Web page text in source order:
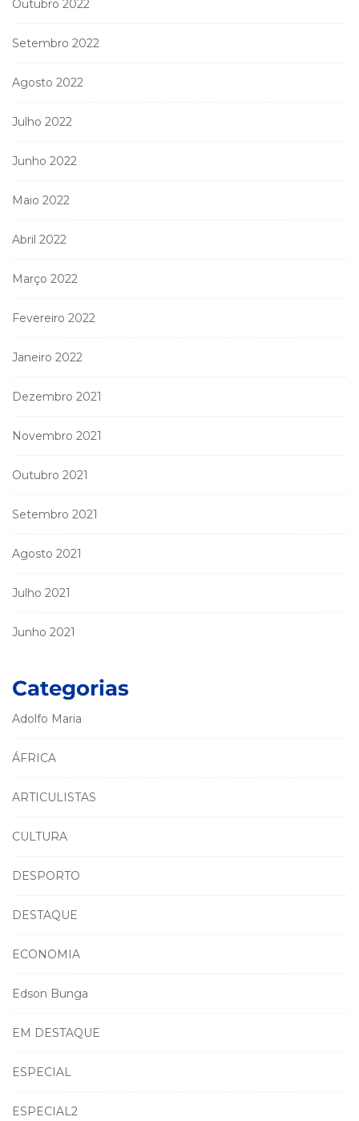
Outubro 2022
Setembro 2022
Agosto 2022
Julho 2022
Junho 2022
Maio 2022
Abril 2022
Março 2022
Fevereiro 2022
Janeiro 2022
Dezembro 2021
Novembro 2021
Outubro 2021
Setembro 2021
Agosto 2021
Julho 2021
Junho 2021
Categorias
Adolfo Maria
ÁFRICA
ARTICULISTAS
CULTURA
DESPORTO
DESTAQUE
ECONOMIA
Edson Bunga
EM DESTAQUE
ESPECIAL
ESPECIAL2